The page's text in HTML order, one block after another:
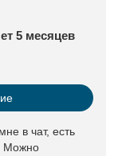
5 месяцев
в чат, есть
Можно